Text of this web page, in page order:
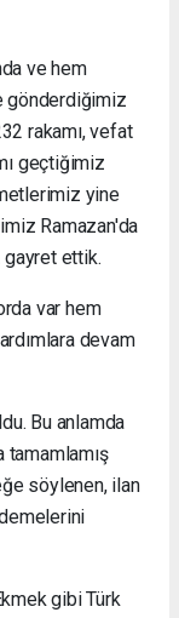
ve hem
gönderdiğimiz
rakamı, vefat
geçtiğimiz
yine
Ramazan'da
gayret ettik.
var hem
devam
Bu anlamda
tamamlamış
söylenen, ilan
gibi Türk